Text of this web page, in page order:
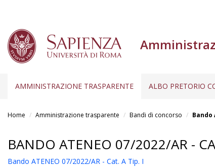
AMMINISTRAZIONE TRASPARENTE ALBO PRETORIO
Home Amministrazione trasparente Bandi di concorso Bando
BANDO ATENEO 07/2022/AR -
Bando ATENEO 07/2022/AR - Cat. A Tip. I